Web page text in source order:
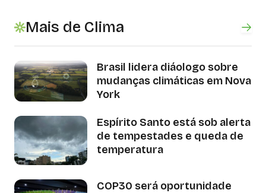
Mais de Clima
Brasil lidera diáologo sobre
mudanças climáticas em Nova
York
Espírito Santo está sob alerta
de tempestades e queda de
temperatura
COP30 será oportunidade